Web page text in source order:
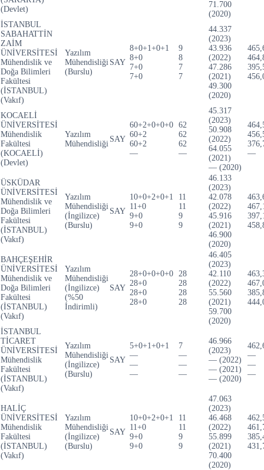
(Devlet)
71.700
(2020)
İSTANBUL
SABAHATTİN
ZAİM
ÜNİVERSİTESİ
Mühendislik ve
Doğa Bilimleri
Fakültesi
(İSTANBUL)
(Vakıf)
Yazılım
Mühendisliği
(Burslu)
SAY
8+0+1+0+1
8+0
7+0
7+0
9
8
7
7
44.337
(2023)
43.936
(2022)
47.286
(2021)
49.300
(2020)
KOCAELİ
ÜNİVERSİTESİ
Mühendislik
Fakültesi
(KOCAELİ)
(Devlet)
Yazılım
Mühendisliği
SAY
60+2+0+0+0
60+2
60+2
—
62
62
62
—
45.317
(2023)
50.908
(2022)
64.055
(2021)
— (2020)
—
ÜSKÜDAR
ÜNİVERSİTESİ
Mühendislik ve
Doğa Bilimleri
Fakültesi
(İSTANBUL)
(Vakıf)
Yazılım
Mühendisliği
(İngilizce)
(Burslu)
SAY
10+0+2+0+1
11+0
9+0
9+0
11
11
9
9
46.133
(2023)
42.078
(2022)
45.916
(2021)
46.900
(2020)
BAHÇEŞEHİR
ÜNİVERSİTESİ
Mühendislik ve
Doğa Bilimleri
Fakültesi
(İSTANBUL)
(Vakıf)
Yazılım
Mühendisliği
(İngilizce)
(%50
İndirimli)
SAY
28+0+0+0+0
28+0
28+0
28+0
28
28
28
28
46.405
(2023)
42.110
(2022)
55.560
(2021)
59.700
(2020)
İSTANBUL
TİCARET
ÜNİVERSİTESİ
Mühendislik
Fakültesi
(İSTANBUL)
(Vakıf)
Yazılım
Mühendisliği
(İngilizce)
(Burslu)
SAY
5+0+1+0+1
—
—
—
7
—
—
—
46.966
(2023)
— (2022)
— (2021)
— (2020)
—
—
—
HALİÇ
ÜNİVERSİTESİ
Mühendislik
Fakültesi
(İSTANBUL)
(Vakıf)
Yazılım
Mühendisliği
(İngilizce)
(Burslu)
SAY
10+0+2+0+1
11+0
9+0
9+0
11
11
9
9
47.063
(2023)
46.468
(2022)
55.899
(2021)
70.400
(2020)